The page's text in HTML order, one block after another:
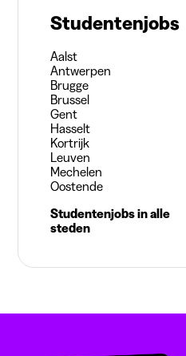
Studentenjobs
Aalst
Antwerpen
Brugge
Brussel
Gent
Hasselt
Kortrijk
Leuven
Mechelen
Oostende
Studentenjobs in alle
steden